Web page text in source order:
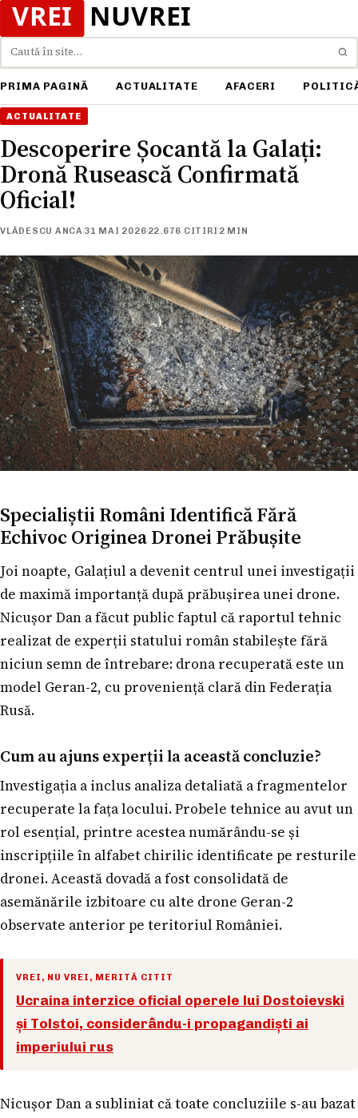
Caută
PRIMA PAGINĂ ACTUALITATE AFACERI
ACTUALITATE
Descoperire Șocantă la Galați:
Dronă Rusească Confirmată
Oficial!
VLĂDESCU ANCA 31 MAI 2026 22.676 CITIRI 2 MIN
Specialiștii Români Identifică Fără
Echivoc Originea Dronei Prăbușite
Joi noapte, Galațiul a devenit centrul unei investigații
de maximă importanță după prăbușirea unei drone.
Nicușor Dan a făcut public faptul că raportul tehnic
realizat de experții statului român stabilește fără
niciun semn de întrebare: drona recuperată este un
model Geran-2, cu proveniență clară din Federația
Rusă.
Cum au ajuns experții la această concluzie?
Investigația a inclus analiza detaliată a fragmentelor
recuperate la fața locului. Probele tehnice au avut un
rol esențial, printre acestea numărându-se și
inscripțiile în alfabet chirilic identificate pe resturile
dronei. Această dovadă a fost consolidată de
asemănările izbitoare cu alte drone Geran-2
observate anterior pe teritoriul României.
VREI, NU VREI, MERITĂ CITIT
Ucraina interzice oficial operele lui Dostoievski
și Tolstoi, considerându-i propagandiști ai
imperiului rus
Nicușor Dan a subliniat că toate concluziile s-au bazat